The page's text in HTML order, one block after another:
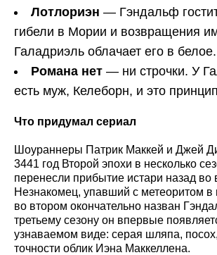
Лотлориэн — Гэндальф
гибели в Мории и возвращения
Галадриэль облачает его в белое.
Романа нет — ни строчки. У
есть муж, Келеборн, и это
Что придумал сериал
Шоураннеры Патрик Маккей и Джей
3441 год Второй эпохи в несколько
перенесли прибытие истари назад во
Незнакомец, упавший с метеоритом в
во втором окончательно назван
третьему сезону он впервые
узнаваемом виде: серая шляпа,
точности облик Иэна Маккеллена.